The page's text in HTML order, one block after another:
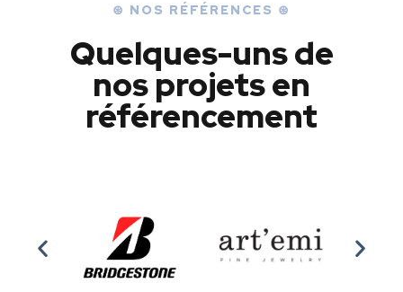
⊛ NOS RÉFÉRENCES ⊛
Quelques-uns de
nos projets en
référencement